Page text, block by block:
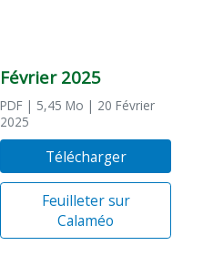
Février 2025
PDF | 5,45 Mo | 20 Février
2025
Télécharger
Feuilleter sur
Calaméo